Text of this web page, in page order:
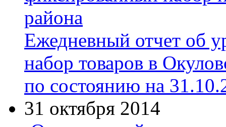
района
Ежедневный отчет об
набор товаров в
по состоянию на
31 октября 2014